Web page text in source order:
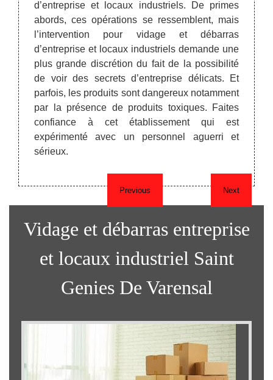
Previous
du
en
de
des
des
d’entreprise et locaux industriels. De primes
abords, ces opérations se ressemblent, mais
l’intervention pour vidage et débarras
d’entreprise et locaux industriels demande une
plus grande discrétion du fait de la possibilité
de voir des secrets d’entreprise délicats. Et
parfois, les produits sont dangereux notamment
par la présence de produits toxiques. Faites
confiance à cet établissement qui est
expérimenté avec un personnel aguerri et
sérieux.
pour
ses
Next
Vidage et débarras entreprise
et locaux industriel Saint
Genies De Varensal